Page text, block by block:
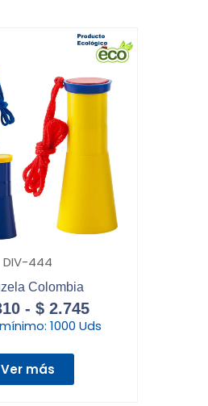
DIV-444
Colombia
- $ 2.745
1000 Uds
Ver más